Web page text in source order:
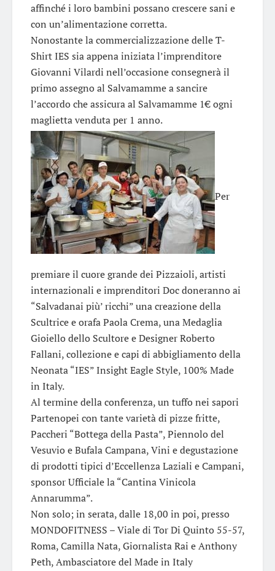
affinché i loro bambini possano crescere sani e
con un’alimentazione corretta.
Nonostante la commercializzazione delle T-
Shirt IES sia appena iniziata l’imprenditore
Giovanni Vilardi nell’occasione consegnerà il
primo assegno al Salvamamme a sancire
l’accordo che assicura al Salvamamme 1€ ogni
maglietta venduta per 1 anno.
Per
premiare il cuore grande dei Pizzaioli, artisti
internazionali e imprenditori Doc doneranno ai
“Salvadanai più’ ricchi” una creazione della
Scultrice e orafa Paola Crema, una Medaglia
Gioiello dello Scultore e Designer Roberto
Fallani, collezione e capi di abbigliamento della
Neonata “IES” Insight Eagle Style, 100% Made
in Italy.
Al termine della conferenza, un tuffo nei sapori
Partenopei con tante varietà di pizze fritte,
Paccheri “Bottega della Pasta”, Piennolo del
Vesuvio e Bufala Campana, Vini e degustazione
di prodotti tipici d’Eccellenza Laziali e Campani,
sponsor Ufficiale la “Cantina Vinicola
Annarumma”.
Non solo; in serata, dalle 18,00 in poi, presso
MONDOFITNESS – Viale di Tor Di Quinto 55-57,
Roma, Camilla Nata, Giornalista Rai e Anthony
Peth, Ambasciatore del Made in Italy